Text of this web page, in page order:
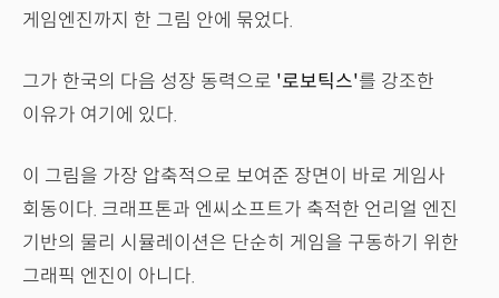
게임엔진까지 한 그림 안에 묶었다.
그가 한국의 다음 성장 동력으로 '로보틱스'를 강조한
이유가 여기에 있다.
이 그림을 가장 압축적으로 보여준 장면이 바로 게임사
회동이다. 크래프톤과 엔씨소프트가 축적한 언리얼 엔진
기반의 물리 시뮬레이션은 단순히 게임을 구동하기 위한
그래픽 엔진이 아니다.